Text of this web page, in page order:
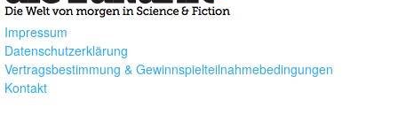
Impressum
Datenschutzerklärung
Vertragsbestimmung & Gewinnspielteilnahmebedingungen
Kontakt